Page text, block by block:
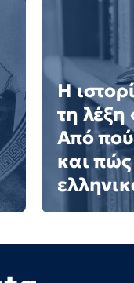
Η
τη λέξη
Από
και